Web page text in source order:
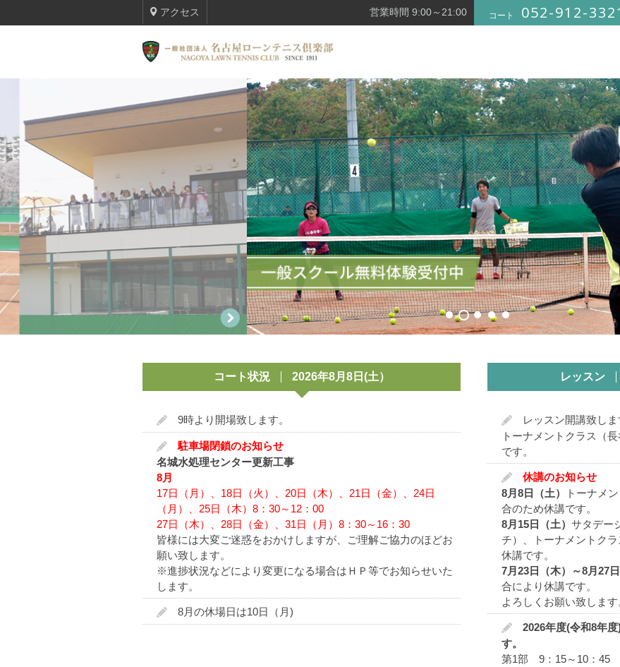
アクセス 営業時間 9:00～21:00 コート 052-912-
テニススクール
トーナメント
入会・ビジターのご案内
名古屋ローンテニス倶楽部について
倶楽部会員 最新情報
アクセス
コート状況 2026年8月8日(土）
9時より開場致します。
駐車場閉鎖のお知らせ
名城水処理センター更新工事
8月
17日（月）、18日（火）、20日（木）、21日（金）、24日
（月）、25日（木）8：30～12：00
27日（木）、28日（金）、31日（月）8：30～16：30
皆様には大変ご迷惑をおかけしますが、ご理解ご協力のほどお
願い致します。
※進捗状況などにより変更になる場合はＨＰ等でお知らせいた
します。
8月の休場日は10日（月)
レッスン
レッスン開講致しま
トーナメントクラス（
です。
休講のお知らせ
8月8日（土）
トーナメ
合のため休講です。
8月15日（土） サタデー
チ）、トーナメントク
休講です。
7月23日（木）～8月27日
合により休講です。
よろしくお願い致します
2026年度(令和8年
す。
第1部 9：15～10：45
100年に感謝。次の100年に情
名古屋ローンテニス倶楽部は1911年（明治44年）3月に創立され、本年2014年には104年目を
ルテニスコミュニティ、東京ローンテニスクラブと共に、日本で3本の指に入るテニスクラブ
当初、名古屋市東区松山町（現・東桜）に1面のコートと10坪のクラブハウスを建て、「名古
会員でスタートしました。当時はまだ軟式の時代であり、名古屋における硬式テニスの幕開け
す。この後4度のコート移転がありましたが、創立60年を経過した1971年には会員数700名を
成長しました。1993年には1000名を超え、それ以降も申し込み希望者増加の一途をたどり、
ほどでした。しかしその後、大規模なプライベートテニスクラブの設立や競技用の公営庭球
は自己所有の土地を持っていないという理由で移転問題が浮上し、徐々に会員数が減少してき
今後2014年4月から、当倶楽部は名城庭球場の指定管理者となります。100年もの長きに亘る歴
ために情熱とプライドを持ちつつ、社会貢献に力を注いでいきます。新生名古屋ローンテニス
1911年（明治44年）3月 東区松山町（現・東桜）育英商業学校内に創立